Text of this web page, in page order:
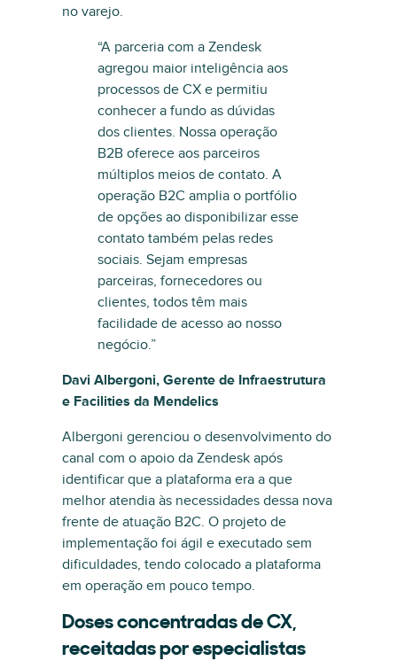
no varejo.
“A parceria com a Zendesk
agregou maior inteligência aos
processos de CX e permitiu
conhecer a fundo as dúvidas
dos clientes. Nossa operação
B2B oferece aos parceiros
múltiplos meios de contato. A
operação B2C amplia o portfólio
de opções ao disponibilizar esse
contato também pelas redes
sociais. Sejam empresas
parceiras, fornecedores ou
clientes, todos têm mais
facilidade de acesso ao nosso
negócio.”
Davi Albergoni, Gerente de Infraestrutura
e Facilities da Mendelics
Albergoni gerenciou o desenvolvimento do
canal com o apoio da Zendesk após
identificar que a plataforma era a que
melhor atendia às necessidades dessa nova
frente de atuação B2C. O projeto de
implementação foi ágil e executado sem
dificuldades, tendo colocado a plataforma
em operação em pouco tempo.
Doses concentradas de CX,
receitadas por especialistas